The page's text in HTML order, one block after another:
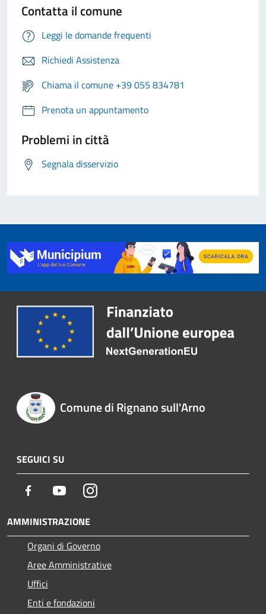
Contatta il comune
Leggi le domande frequenti
Richiedi Assistenza
Chiama il comune +39 055 834781
Prenota un appuntamento
Problemi in città
Segnala disservizio
Comune di Rignano sull'Arno
SEGUICI SU
Facebook YoutubeInstagram
AMMINISTRAZIONE
Organi di Governo
Aree Amministrative
Uffici
Enti e fondazioni